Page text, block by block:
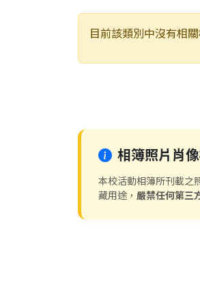
目前該類別中沒有相關
相簿照片肖
本校活動相簿所刊載之
藏用途， 嚴禁任何第三